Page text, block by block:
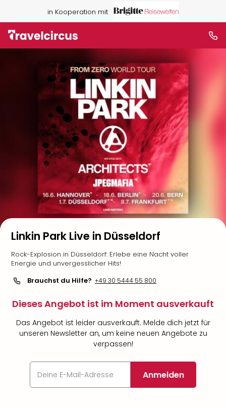
in Kooperation mit
Linkin Park Live in Düsseldorf
Rock-Explosion in Düsseldorf: Erlebe eine Nacht voller
Energie und unvergesslicher Hits!
Brauchst du Hilfe? +49 30 5444 55 800
Dieses Angebot ist im Moment ausverkauft
Das Angebot ist leider ausverkauft. Melde dich jetzt für
unseren Newsletter an, um keine neuen Angebote zu
verpassen!
Anmelden